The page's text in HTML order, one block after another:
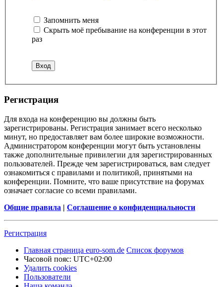
Запомнить меня
Скрыть моё пребывание на конференции в этот
раз
Регистрация
Для входа на конференцию вы должны быть
зарегистрированы. Регистрация занимает всего несколько
минут, но предоставляет вам более широкие возможности.
Администратором конференции могут быть установлены
также дополнительные привилегии для зарегистрированных
пользователей. Прежде чем зарегистрироваться, вам следует
ознакомиться с правилами и политикой, принятыми на
конференции. Помните, что ваше присутствие на форумах
означает согласие со всеми правилами.
Общие правила | Соглашение о конфиденциальности
Регистрация
Главная страница euro-som.de Список форумов
Часовой пояс: UTC+02:00
Удалить cookies
Пользователи